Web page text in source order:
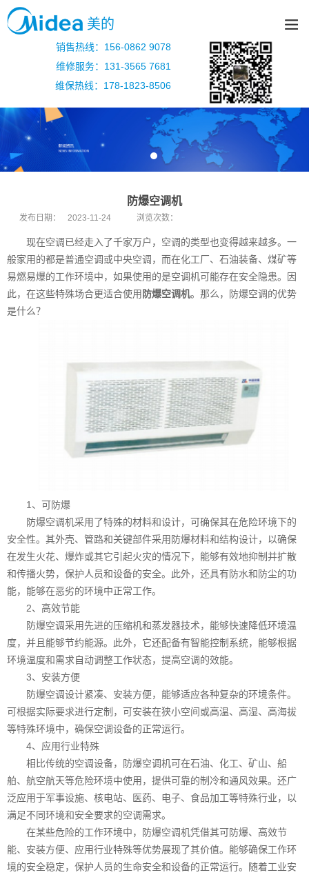
美的
销售热线：156-0862 9078
维修服务：131-3565 7681
维保热线：178-1823-8506
防爆空调机
发布日期： 2023-11-24 浏览次数：
现在空调已经走入了千家万户，空调的类型也变得越来越多。一
般家用的都是普通空调或中央空调，而在化工厂、石油装备、煤矿等
易燃易爆的工作环境中，如果使用的是空调机可能存在安全隐患。因
此，在这些特殊场合更适合使用 防爆空调机。那么，防爆空调的优势
是什么？
1、可防爆
防爆空调机采用了特殊的材料和设计，可确保其在危险环境下的
安全性。其外壳、管路和关键部件采用防爆材料和结构设计，以确保
在发生火花、爆炸或其它引起火灾的情况下，能够有效地抑制并扩散
和传播火势，保护人员和设备的安全。此外，还具有防水和防尘的功
能，能够在恶劣的环境中正常工作。
2、高效节能
防爆空调采用先进的压缩机和蒸发器技术，能够快速降低环境温
度，并且能够节约能源。此外，它还配备有智能控制系统，能够根据
环境温度和需求自动调整工作状态，提高空调的效能。
3、安装方便
防爆空调设计紧凑、安装方便，能够适应各种复杂的环境条件。
可根据实际要求进行定制，可安装在狭小空间或高温、高湿、高海拔
等特殊环境中，确保空调设备的正常运行。
4、应用行业特殊
相比传统的空调设备，防爆空调机可在石油、化工、矿山、船
舶、航空航天等危险环境中使用，提供可靠的制冷和通风效果。还广
泛应用于军事设施、核电站、医药、电子、食品加工等特殊行业，以
满足不同环境和安全要求的空调需求。
在某些危险的工作环境中，防爆空调机凭借其可防爆、高效节
能、安装方便、应用行业特殊等优势展现了其价值。能够确保工作环
境的安全稳定，保护人员的生命安全和设备的正常运行。随着工业安